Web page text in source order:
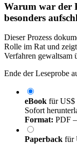
Warum war der
besonders
Dieser Prozess
Rolle im Rat und
Verfahren gewaltsam
Ende der Leseprobe
eBook fürUS$
Sofort
Format: PDF
Paperback für